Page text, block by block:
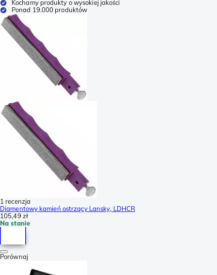
Kochamy produkty o wysokiej jakości
Ponad 19.000 produktów
1 recenzja
Diamentowy kamień ostrzący Lansky, LDHCR
105,49 zł
Na stanie
Porównaj